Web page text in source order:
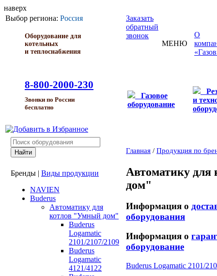
наверх
Выбор региона: Россия
Оборудование для
котельных
и теплоснабжения
8-800-2000-230
Звонки по России
бесплатно
Заказать
обратный
звонок
МЕНЮ
О
Газовое
оборудование
и
Бренды | Виды продукции
NAVIEN
Buderus
Автоматику для
котлов "Умный дом"
Buderus
Logamatic
2101/2107/2109
Buderus
Logamatic
4121/4122
Главная / Продукция по
Автоматику
дом"
Информация о
оборудования
Информация о
оборудование
Buderus Logamatic 2101/